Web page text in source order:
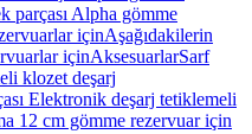
parçası Alpha gömme
içinAşağıdakilerin
içinAksesuarlarSarf
klozet deşarj
Elektronik deşarj tetiklemeli
12 cm gömme rezervuar için